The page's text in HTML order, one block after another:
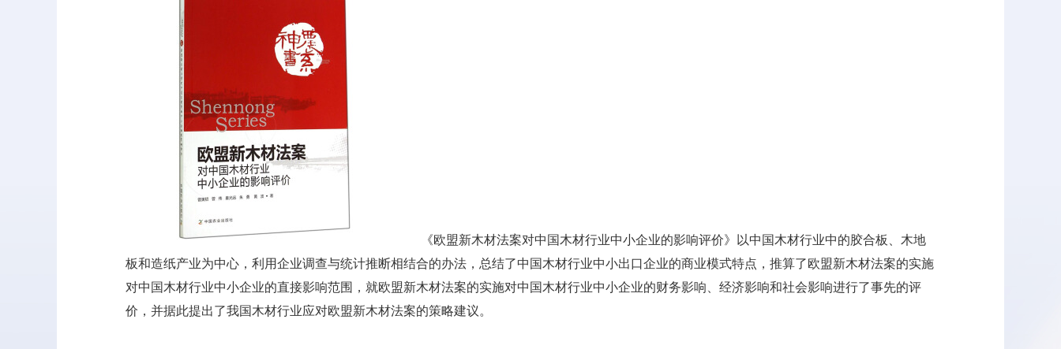
《欧盟新木材法案对中国木材行业中小企业的影响评价》以中国木材行业中的胶合板、木地
板和造纸产业为中心，利用企业调查与统计推断相结合的办法，总结了中国木材行业中小出口企业的商业模式特点，推算了欧盟新木材法案的实施
对中国木材行业中小企业的直接影响范围，就欧盟新木材法案的实施对中国木材行业中小企业的财务影响、经济影响和社会影响进行了事先的评
价，并据此提出了我国木材行业应对欧盟新木材法案的策略建议。